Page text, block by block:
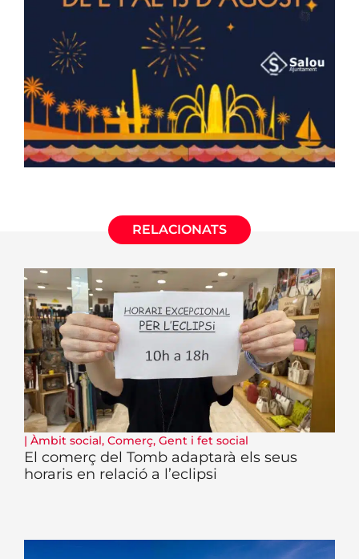
RELACIONATS
| Àmbit social, Comerç, Gent i fet social
El comerç del Tomb adaptarà els seus
horaris en relació a l’eclipsi